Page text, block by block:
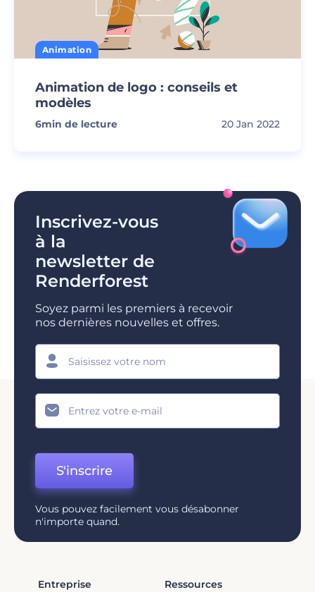
Animation
Animation de logo : conseils et
modèles
6min de lecture 20 Jan 2022
Inscrivez-vous
à la
newsletter de
Renderforest
Soyez parmi les premiers à recevoir
nos dernières nouvelles et offres.
S'inscrire
Vous pouvez facilement vous désabonner
n'importe quand.
Entreprise Ressources